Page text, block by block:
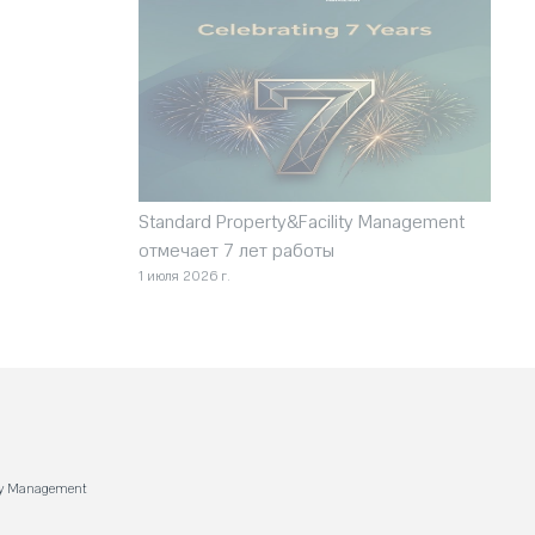
Standard Property&Facility Management
отмечает 7 лет работы
1 июля 2026 г.
Management